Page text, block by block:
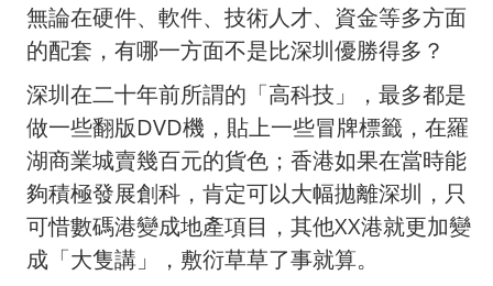
無論在硬件、軟件、技術人才、資金等多方面
的配套，有哪一方面不是比深圳優勝得多？
深圳在二十年前所謂的「高科技」，最多都是
做一些翻版DVD機，貼上一些冒牌標籤，在羅
湖商業城賣幾百元的貨色；香港如果在當時能
夠積極發展創科，肯定可以大幅拋離深圳，只
可惜數碼港變成地產項目，其他XX港就更加變
成「大隻講」，敷衍草草了事就算。